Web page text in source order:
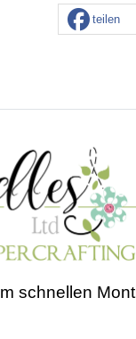
teilen
schnellen